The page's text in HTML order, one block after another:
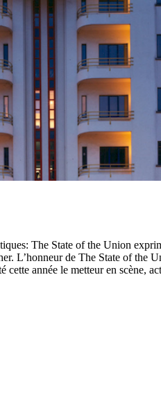
The State of the Union
L’honneur de The State of
cette année le metteur en